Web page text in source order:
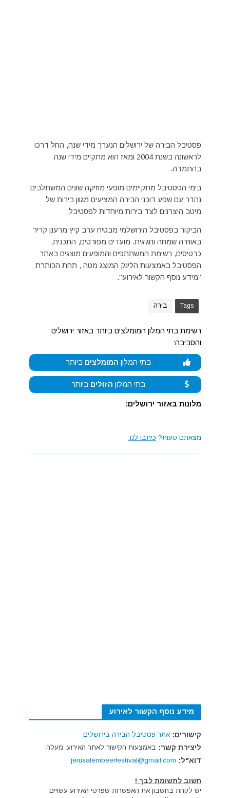
פסטיבל הבירה של ירושלים הנערך מידי שנה, החל דרכו
לראשונה בשנת 2004 ומאז הוא מתקיים מידי שנה
בהתמדה.
בימי הפסטיבל מתקיימים מופעי מוזיקה שונים המשתלבים
נהדר עם שפע דוכני הבירה המציעים מגוון בירות של
מיטב היצרנים לצד בירות מיוחדות לפסטיבל.
הביקור בפסטיבל הירושלמי מבטיח ערב קיץ מרענן קריר
באווירה שמחה וחגיגית. מועדים מפורטים, התכנית,
כרטיסים, רשימת המשתתפים והמופעים מוצגים באתר
הפסטיבל באמצעות הלינק המוצג מטה , תחת הכותרת
"מידע נוסף הקשור לאירוע".
Tags בירה
רשימת בתי המלון המומלצים ביותר באזור ירושלים
והסביבה:
בתי המלון המומלצים ביותר
בתי המלון הזולים ביותר
מלונות באזור ירושלים:
מצאתם טעות? כיתבו לנו.
מידע נוסף הקשור לאירוע
קישורים: אתר פסטיבל הבירה בירושלים
ליצירת קשר: באמצעות הקישור לאתר האירוע, מעלה
דוא"ל: jerusalembeerfestival@gmail.com
חשוב לתשומת לבך !
יש לקחת בחשבון את האפשרות שפרטי האירוע עשויים